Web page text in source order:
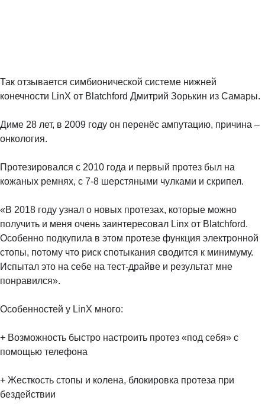
Так отзывается симбионической системе нижней
конечности LinX от Blatchford Дмитрий Зорькин из Самары.
Диме 28 лет, в 2009 году он перенёс ампутацию, причина –
онкология.
Протезировался с 2010 года и первый протез был на
кожаных ремнях, с 7-8 шерстяными чулками и скрипел.
«В 2018 году узнал о новых протезах, которые можно
получить и меня очень заинтересовал Linx от Blatchford.
Особенно подкупила в этом протезе функция электронной
стопы, потому что риск спотыкания сводится к минимуму.
Испытал это на себе на тест-драйве и результат мне
понравился».
Особенностей у LinX много:
+ Возможность быстро настроить протез «под себя» с
помощью телефона
+ Жесткость стопы и колена, блокировка протеза при
бездействии